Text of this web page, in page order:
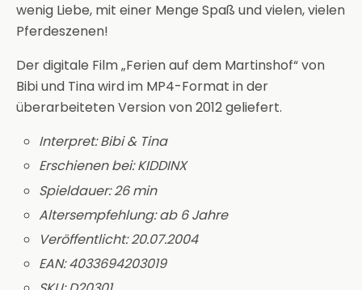
wenig Liebe, mit einer Menge Spaß und vielen, vielen
Pferdeszenen!
Der digitale Film „Ferien auf dem Martinshof“ von
Bibi und Tina wird im MP4-Format in der
überarbeiteten Version von 2012 geliefert.
Interpret: Bibi & Tina
Erschienen bei: KIDDINX
Spieldauer: 26 min
Altersempfehlung: ab 6 Jahre
Veröffentlicht: 20.07.2004
EAN: 4033694203019